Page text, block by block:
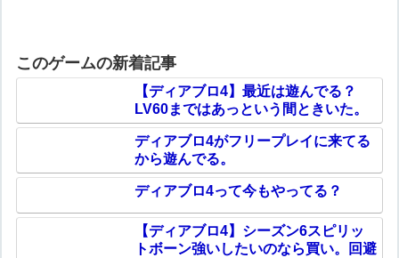
このゲームの新着記事
【ディアブロ4】最近は遊んでる？
LV60まではあっという間ときいた。
ディアブロ4がフリープレイに来てる
から遊んでる。
ディアブロ4って今もやってる？
【ディアブロ4】シーズン6スピリッ
トボーン強いしたいのなら買い。回避